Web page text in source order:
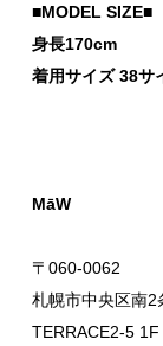
■MODEL SIZE■
身長170cm
着用サイズ 38サ
MāW
〒060-0062
札幌市中央区南2
TERRACE2-5 1F